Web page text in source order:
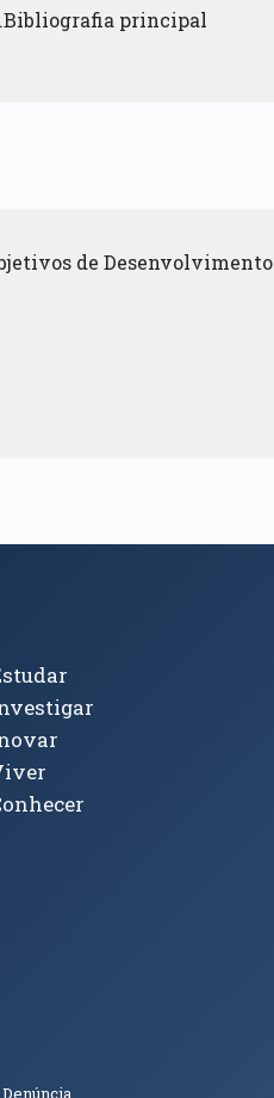
principal
de
janela)
em nova janela)
nova janela)